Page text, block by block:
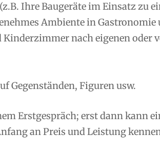
Ihre Baugeräte im Einsatz zu
Ambiente in Gastronomie
nach eigenen oder
Gegenständen, Figuren usw.
Erstgespräch; erst dann kann
an Preis und Leistung